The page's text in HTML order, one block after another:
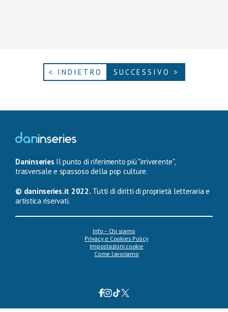
< INDIETRO SUCCESSIVO >
Daninseries Il punto di riferimento più "irriverente",
trasversale e spassoso della pop culture.
© daninseries.it 2022. Tutti di diritti di proprietà letteraria e
artistica riservati.
Info – Chi siamo
Privacy e Cookies Policy
Impostazioni cookie
Come lavoriamo